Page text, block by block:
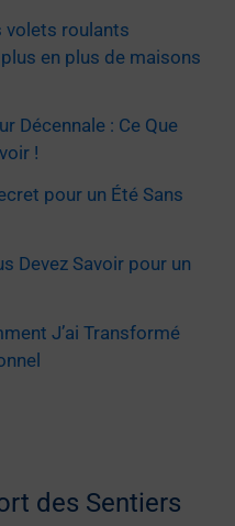
volets roulants
en plus de maisons
Décennale : Ce Que
!
pour un Été Sans
Devez Savoir pour un
J’ai Transformé
des Sentiers